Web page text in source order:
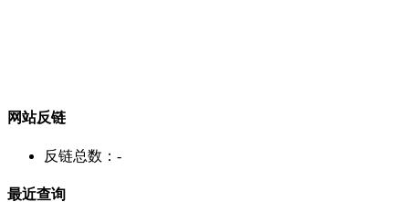
网站反链
反链总数： -
最近查询